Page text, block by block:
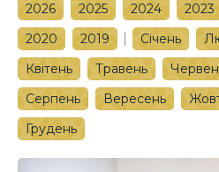
2026 2025 2024 2023
2020
2019 Січень
Квітень
Травень
Серпень
Вересень
Грудень